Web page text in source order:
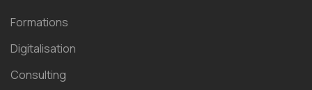
Formations
Digitalisation
Consulting